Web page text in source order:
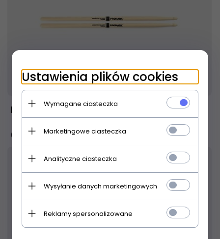
Produkt dostępny! 24 godziny
PRO-MARK TX5AW pałki
65, 00 PLN
Ustawienia plików cookies
Wymagane ciasteczka
Marketingowe ciasteczka
Analityczne ciasteczka
Wysyłanie danych marketingowych
Reklamy spersonalizowane